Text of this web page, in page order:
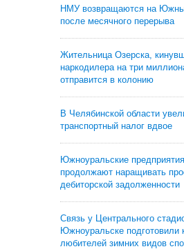
НМУ возвращаются на
после месячного перерыва
Жительница Озерска,
наркодилера на три
отправится в колонию
В Челябинской области
транспортный налог вдвое
Южноуральские предприятия
продолжают наращивать
дебиторской задолженности
Связь у Центрального
Южноуральске подготовили
любителей зимних видов